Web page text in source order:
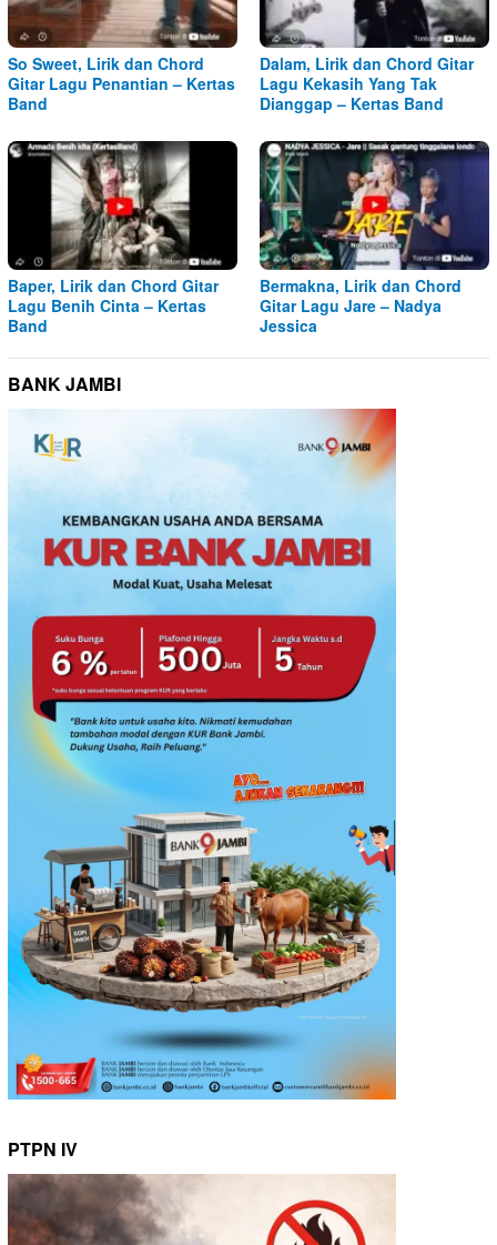
So Sweet, Lirik dan Chord
Gitar Lagu Penantian – Kertas
Band
Dalam, Lirik dan Chord Gitar
Lagu Kekasih Yang Tak
Dianggap – Kertas Band
Baper, Lirik dan Chord Gitar
Lagu Benih Cinta – Kertas
Band
Bermakna, Lirik dan Chord
Gitar Lagu Jare – Nadya
Jessica
BANK JAMBI
PTPN IV